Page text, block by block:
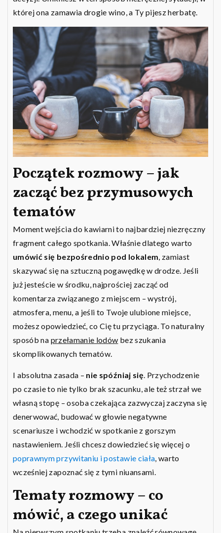
której ona zamawia drogie wino, a Ty pijesz herbatę.
Początek rozmowy – jak
zacząć bez przymusowych
tematów
Moment wejścia do kawiarni to najbardziej niezręczny
fragment całego spotkania. Właśnie dlatego warto
umówić się bezpośrednio pod lokalem, zamiast
skazywać się na sztuczną pogawędkę w drodze. Jeśli
już jesteście w środku, najprościej zacząć od
komentarza związanego z miejscem – wystrój,
atmosfera, menu, a jeśli to Twoje ulubione miejsce,
możesz opowiedzieć, co Cię tu przyciąga. To naturalny
sposób na przełamanie lodów bez szukania
skomplikowanych tematów.
I absolutna zasada – nie spóźniaj się. Przychodzenie
po czasie to nie tylko brak szacunku, ale też strzał we
własną stopę – osoba czekająca zazwyczaj zaczyna się
denerwować, budować w głowie negatywne
scenariusze i wchodzić w spotkanie z gorszym
nastawieniem. Jeśli chcesz dowiedzieć się więcej o
poprawnym przywitaniu i postawie ciała, warto
wcześniej zapoznać się z tymi niuansami.
Tematy rozmowy – co
mówić, a czego unikać